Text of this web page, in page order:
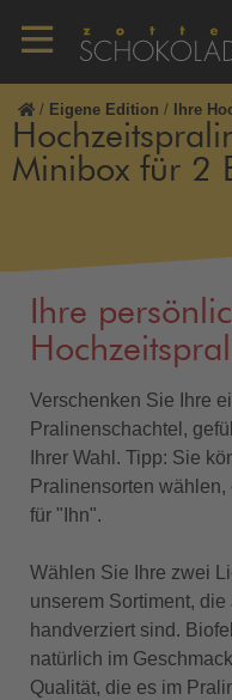
/ Eigene Edition / Ihre
Minibox für 2
Ihre
Verschenken Sie Ihre
Pralinenschachtel,
Ihrer Wahl. Tipp: Sie
Pralinensorten
für "Ihn".
Wählen Sie Ihre zwei
unserem Sortiment,
handverziert sind.
natürlich im
Qualität, die es im